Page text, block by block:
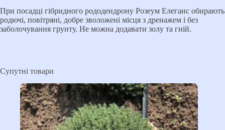
При посадці гібридного рододендрону Розеум Елеганс обирають
родючі, повітряні, добре зволожені місця з дренажем і без
заболочування грунту. Не можна додавати золу та гній.
Супутні товари